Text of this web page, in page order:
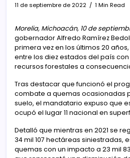
11 de septiembre de 2022 1 Min Read
Morelia, Michoacán, 10 de
gobernador Alfredo Ramírez
primera vez en los últimos 20
entre los diez estados del país
recursos forestales a
Tras destacar que funcionó el
combate a quemas ocasionadas
suelo, el mandatario expuso que
ocupó el lugar 11 nacional en
Detalló que mientras en 2021 se
34 mil 107 hectáreas siniestradas,
quemas con un impacto a 23 mil